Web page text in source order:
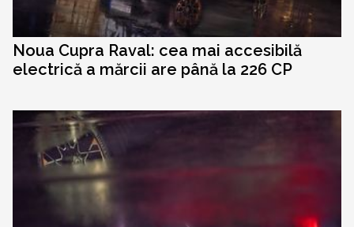
Noua Cupra Raval: cea mai accesibilă
electrică a mărcii are până la 226 CP